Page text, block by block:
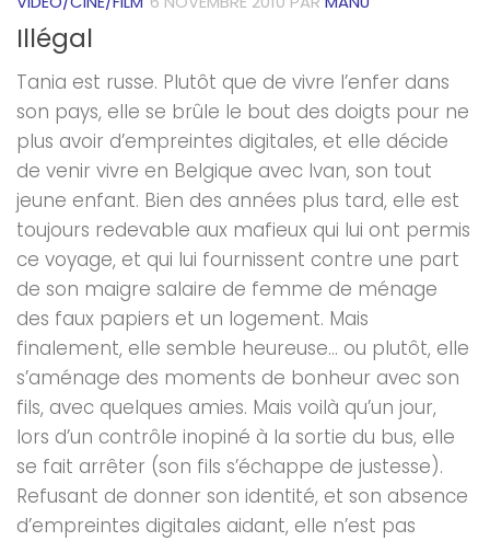
Illégal
Tania est russe. Plutôt que de vivre l’enfer dans
son pays, elle se brûle le bout des doigts pour ne
plus avoir d’empreintes digitales, et elle décide
de venir vivre en Belgique avec Ivan, son tout
jeune enfant. Bien des années plus tard, elle est
toujours redevable aux mafieux qui lui ont permis
ce voyage, et qui lui fournissent contre une part
de son maigre salaire de femme de ménage
des faux papiers et un logement. Mais
finalement, elle semble heureuse… ou plutôt, elle
s’aménage des moments de bonheur avec son
fils, avec quelques amies. Mais voilà qu’un jour,
lors d’un contrôle inopiné à la sortie du bus, elle
se fait arrêter (son fils s’échappe de justesse).
Refusant de donner son identité, et son absence
d’empreintes digitales aidant, elle n’est pas